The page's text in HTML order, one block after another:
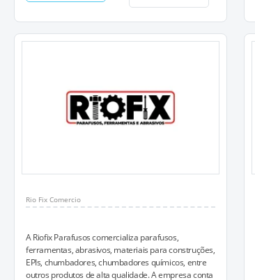
Rio Fix Comercio
A Riofix Parafusos comercializa parafusos,
ferramentas, abrasivos, materiais para construções,
EPIs, chumbadores, chumbadores químicos, entre
outros produtos de alta qualidade. A empresa conta